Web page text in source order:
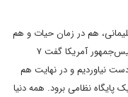
هم در زمان حیات و هم
با شهادت خود استکبار را شکست داد، افزودند: رئیس‌جمهور آمریکا گفت ۷
نیاوردیم و در نهایت هم
نظامی برود. همه دنیا